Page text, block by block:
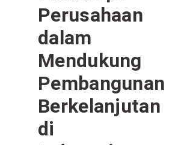
Perusahaan
dalam
Mendukung
Pembangunan
Berkelanjutan
di